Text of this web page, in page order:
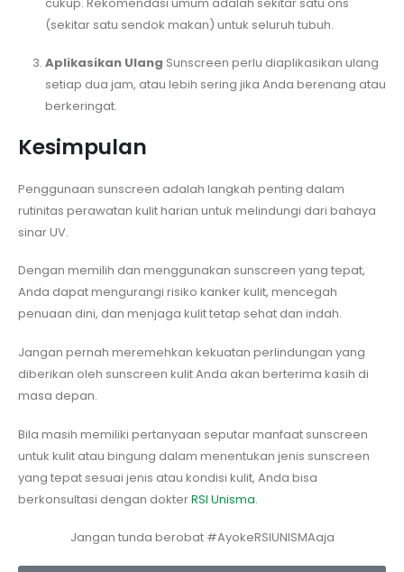
(sekitar satu sendok makan) untuk seluruh tubuh.
Aplikasikan Ulang Sunscreen perlu diaplikasikan ulang
setiap dua jam, atau lebih sering jika Anda berenang atau
berkeringat.
Kesimpulan
Penggunaan sunscreen adalah langkah penting dalam
rutinitas perawatan kulit harian untuk melindungi dari bahaya
sinar UV.
Dengan memilih dan menggunakan sunscreen yang tepat,
Anda dapat mengurangi risiko kanker kulit, mencegah
penuaan dini, dan menjaga kulit tetap sehat dan indah.
Jangan pernah meremehkan kekuatan perlindungan yang
diberikan oleh sunscreen kulit Anda akan berterima kasih di
masa depan.
Bila masih memiliki pertanyaan seputar manfaat sunscreen
untuk kulit atau bingung dalam menentukan jenis sunscreen
yang tepat sesuai jenis atau kondisi kulit, Anda bisa
berkonsultasi dengan dokterRSI Unisma.
Jangan tunda berobat #AyokeRSIUNISMAaja